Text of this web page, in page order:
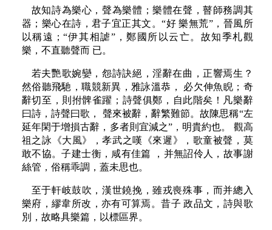
故知詩為樂心，聲為樂體；樂體在聲，瞽師務調其
器；樂心在詩，君子宜正其文。“好 樂無荒”，晉風所
以稱遠；“伊其相謔”，鄭國所以云亡。故知季札觀
樂，不直聽聲而 已。
若夫艷歌婉孌，怨詩訣絕，淫辭在曲，正響焉生？
然俗聽飛馳，職競新異，雅詠溫恭， 必欠伸魚睨；奇
辭切至，則拊髀雀躍；詩聲俱鄭，自此階矣！凡樂辭
曰詩，詩聲曰歌， 聲來被辭，辭繁難節。故陳思稱“左
延年閑于增損古辭，多者則宜減之”，明貴約也。 觀高
祖之詠《大風》，孝武之嘆《來遲》，歌童被聲，莫
敢不協。子建士衡，咸有佳篇 ，并無詔伶人，故事謝
絲管，俗稱乖調，蓋未思也。
至于軒岐鼓吹，漢世鐃挽，雖戎喪殊事，而并總入
樂府，繆韋所改，亦有可算焉。昔子 政品文，詩與歌
別，故略具樂篇，以標區界。